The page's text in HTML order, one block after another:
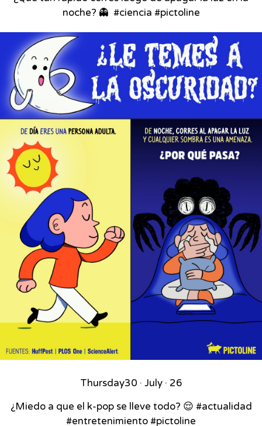
noche? 👻⁣ ⁣ #ciencia #pictoline
Thursday30 · July · 26
¿Miedo a que el k-pop se lleve todo? 😌 #actualidad
#entretenimiento #pictoline